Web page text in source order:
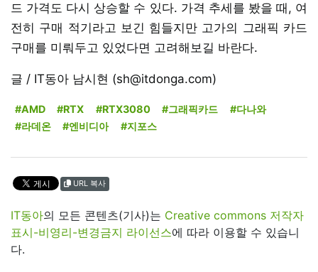
드 가격도 다시 상승할 수 있다. 가격 추세를 봤을 때, 여
전히 구매 적기라고 보긴 힘들지만 고가의 그래픽 카드
구매를 미뤄두고 있었다면 고려해보길 바란다.
글 / IT동아 남시현 (sh@itdonga.com)
#AMD #RTX #RTX3080 #그래픽카드
#다나와
#라데온
#엔비디아 #지포스
URL 복사
IT동아의 모든 콘텐츠(기사)는 Creative commons 저작자
표시-비영리-변경금지 라이선스에 따라 이용할 수 있습니
다.